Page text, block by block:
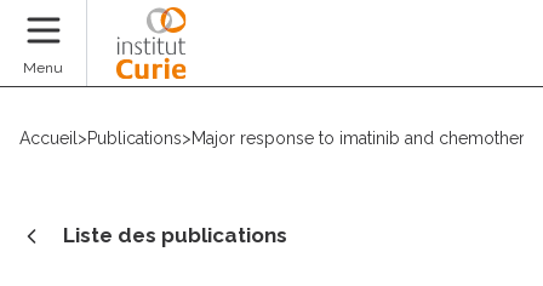
Menu
Accueil >Publications>Major response to imatinib and
Liste des publications